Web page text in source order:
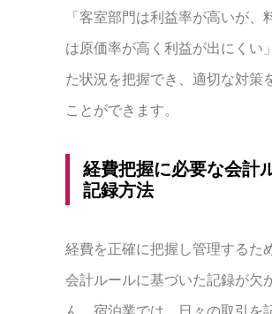
「客室部門は利益率が高いが、
は原価率が高く利益が出にくい
た状況を把握でき、適切な対策
ことができます。
経費把握に必要な会計
記録方法
経費を正確に把握し管理するた
会計ルールに基づいた記録が欠
ん。宿泊業では、日々の取引を